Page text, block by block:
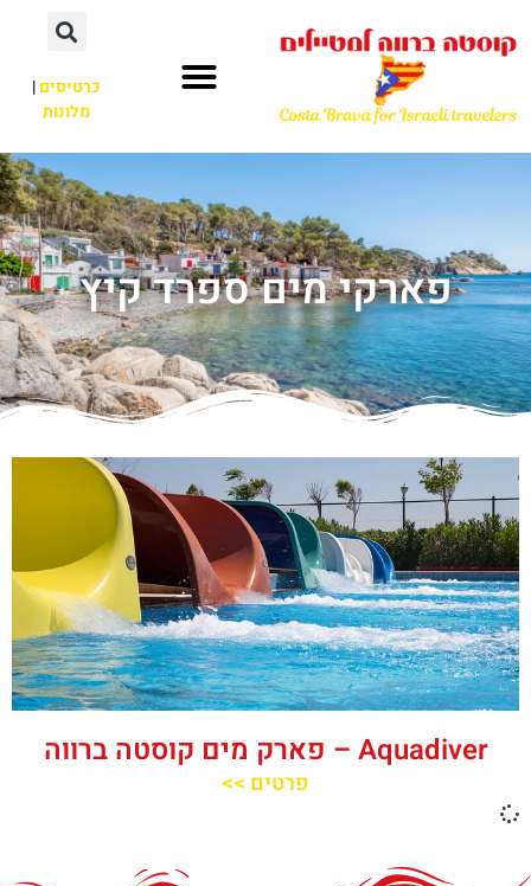
כרטיסים|
מלונות
פארקי מים ספרד קיץ
‪‪Aquadiver‬‬ – פארק מים קוסטה ברווה
פרטים >>